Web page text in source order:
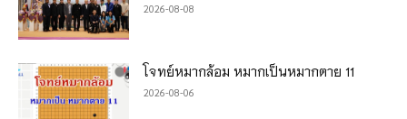
2026-08-08
โจทย์หมากล้อม หมากเป็นหมากตาย 11
2026-08-06